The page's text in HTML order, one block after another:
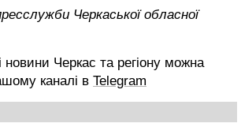
Черкаської обласної
новини Черкас та регіону можна
каналі в Telegram